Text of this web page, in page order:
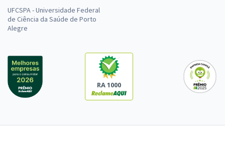
UFCSPA - Universidade Federal
de Ciência da Saúde de Porto
Alegre
RA 1000